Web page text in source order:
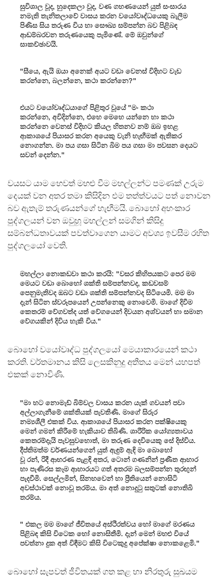
සුවිශාල වූද, හුදෙකලා වූද, වණ ගහණයෙන් යුත් සංසාරය
නමැති තැනිතලාවේ වාසය කරන වයෝවෘද්ධයෙකු බැලීම
පිණිස සිය තරුණ විය හා සෞඛ්‍ය සම්පන්න බව පිළිබඳ
ආඩම්බරවන තරුණයෙකු පැමිණේ. මේ ඔවුන්ගේ
සාකච්ඡාවයි.
"සීයෙ, ඇයි ඔයා අනෙක් අයට වඩා වෙනස් විදිහට වැඩ
කරන්නෙ, බලන්නෙ, කථා කරන්නෙ?"
එයට වයෝවෘද්ධයාගේ පිළිතුර වූයේ "මං කථා
කරන්නෙ, අවිදින්නෙ, එහෙ මෙහෙ යන්නෙ හා කථා
කරන්නෙ වෙනස් විදිහට කියල හිතනව නම් ඔබ ඉහළ
ආකාශයේ පියාසර කරන අයෙකු වැනි හැඟීමක් ඇතිකර
නොගන්න. මා පය ගසා සිටින බිම පය ගසා මා පවසන දෙයට
සවන් දෙන්න."
වයසට යාම හෙවත් මහළු වීම මහල්ලන්ට පමණක් උරුම
දෙයක් වන අතර තමා කිසිදින එම තත්ත්වයට පත් නොවන
බව ඇතැම් තරුණයන්ගේ හැඟීමයි. බොහෝ අහංකාර
පුද්ගලයන් වන ඔවුහූ මහල්ලන් සමගින් කිසිදු
සම්බන්ධතාවයක් පවත්වාගෙන යාමට අවශ්‍ය ඉවසීම රහිත
පුද්ගලයෝ වෙති.
මහල්ලා නොකඩවා කථා කරයි: "වසර කිහිපයකට පෙර මම
මෙයට වඩා බොහෝ ශක්ති සම්පන්නවද, කඩවසම්
පෙනුමැතිවද ඔබට වඩා ශක්ති සම්පන්නවද සිටියෙමි. මම මා
දැන් සිටින ස්වරූපයෙන් උපන්නෙකු නොවෙමි. මාගේ දිවීම
කෙතරම් වේගවත්ද යත් වේගයෙන් දිවයන අශ්වයන් හා සමාන
වේගයකින් දිවිය හැකි විය."
බොහෝ වයෝවෘද්ධ පුද්ගලයෝ මෙයාකාරයෙන් කථා
කරති. වර්තමානය කිසි ලෙසකිනුදු අතීතය මෙන් යහපත්
එකක් නොවිණි.
"මා හට නොමැඩ් බිම්වල වාසය කරන යැක් ගවයන් පවා
අල්ලාගැනීමේ ශක්තියක් පැවතිණි. මාගේ සිරුර
නම්‍යශීලී එකක් විය. ආකාශයේ පියාසර කරන පක්ෂියෙකු
මෙන් ගමන් කිරීමේ හැකියාව තිබිණි. ශාරීරික යෝග්‍යතාවය
කෙතරම්දැයි පැවසුවහොත්, මා තරුණ දෙවියෙකු සේ දිස්විය.
දීප්තිමත්ම වර්ණයන්ගෙන් යුත් ඇඳුම් ඇඳි මා බොහෝ
වූ රන්, රිදී ආභරණ පැළඳි අතර, ටොන් ගණනින් ප්‍රණීත ආහාර
හා පැණිරස කෑම ආහාරයට ගත් අතරම බලසම්පන්න තුරඟුන්
පැදවීමි. සෙල්ලමින්, සිනහවෙන් හා ප්‍රීතියෙන් නොසිටි
අවස්ථාවක් නොවූ තරම්ය. මා අත් නොදුටු සතුටක් නොතිබි
තරම්ය.
" එකල මම මාගේ ජීවිතයේ අස්ථිරත්වය හෝ මාගේ මරණය
පිළිබඳ කිසි විටෙක හෝ නොසිතීමි. දැන් මෙන් මහළු වියේ
පවත්නා දුක අත් විඳීමට කිසි විටෙකුදු අපේක්ෂා නොකළෙමි."
බොහෝ සැපවත් ජීවිතයක් ගත කළ හා නිරතුරු සුඛයම